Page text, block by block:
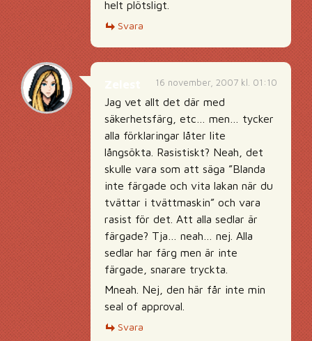
helt plötsligt.
Svara
16 november, 2007 kl. 01:10
Jag vet allt det där med
säkerhetsfärg, etc… men… tycker
alla förklaringar låter lite
långsökta. Rasistiskt? Neah, det
skulle vara som att säga ”Blanda
inte färgade och vita lakan när du
tvättar i tvättmaskin” och vara
rasist för det. Att alla sedlar är
färgade? Tja… neah… nej. Alla
sedlar har färg men är inte
färgade, snarare tryckta.
Mneah. Nej, den här får inte min
seal of approval.
Svara